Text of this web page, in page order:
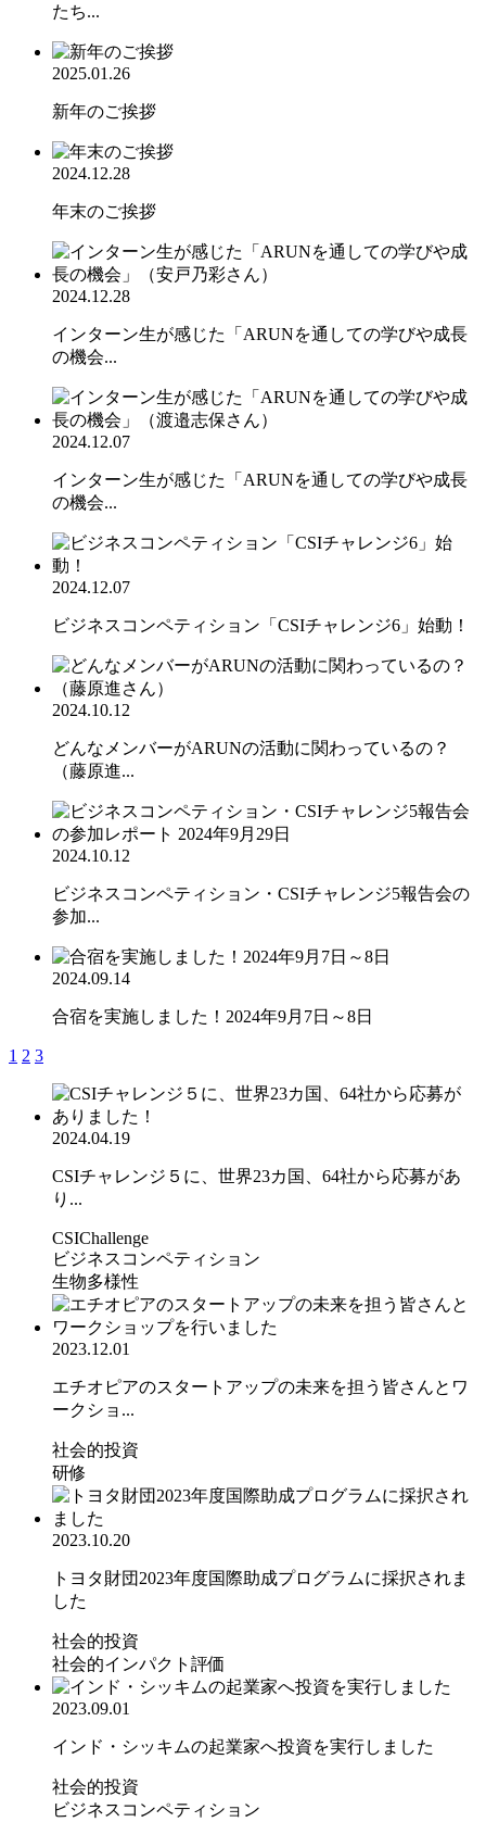
たち...
2025.01.26
新年のご挨拶
2024.12.28
年末のご挨拶
2024.12.28
インターン生が感じた「ARUNを通しての学びや成長
の機会...
2024.12.07
インターン生が感じた「ARUNを通しての学びや成長
の機会...
2024.12.07
ビジネスコンペティション「CSIチャレンジ6」始動！
2024.10.12
どんなメンバーがARUNの活動に関わっているの？
（藤原進...
2024.10.12
ビジネスコンペティション・CSIチャレンジ5報告会の
参加...
2024.09.14
合宿を実施しました！2024年9月7日～8日
1 2 3
2024.04.19
CSIチャレンジ５に、世界23カ国、64社から応募があ
り...
CSIChallenge
ビジネスコンペティション
生物多様性
2023.12.01
エチオピアのスタートアップの未来を担う皆さんとワ
ークショ...
社会的投資
研修
2023.10.20
トヨタ財団2023年度国際助成プログラムに採択されま
した
社会的投資
社会的インパクト評価
2023.09.01
インド・シッキムの起業家へ投資を実行しました
社会的投資
ビジネスコンペティション